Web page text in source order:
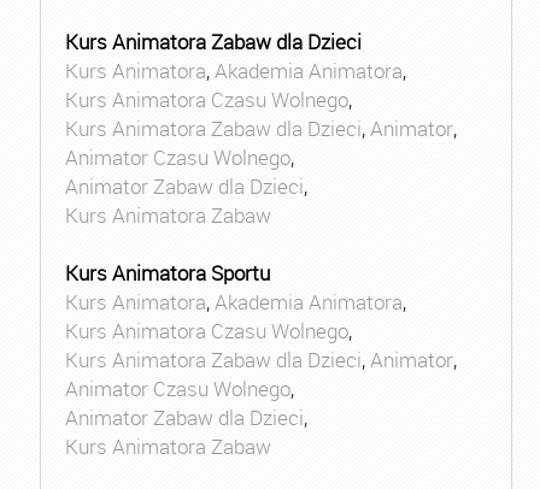
Kurs Animatora Zabaw dla Dzieci
Kurs Animatora,Akademia Animatora,
Kurs Animatora Czasu Wolnego,
Kurs Animatora Zabaw dla Dzieci,Animator,
Animator Czasu Wolnego,
Animator Zabaw dla Dzieci,
Kurs Animatora Zabaw
Kurs Animatora Sportu
Kurs Animatora,Akademia Animatora,
Kurs Animatora Czasu Wolnego,
Kurs Animatora Zabaw dla Dzieci,Animator,
Animator Czasu Wolnego,
Animator Zabaw dla Dzieci,
Kurs Animatora Zabaw